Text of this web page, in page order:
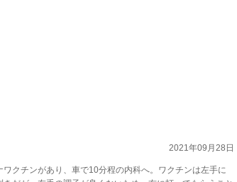
2021年09月28日
クチンがあり、車で10分程の内科へ。ワクチンは左手に